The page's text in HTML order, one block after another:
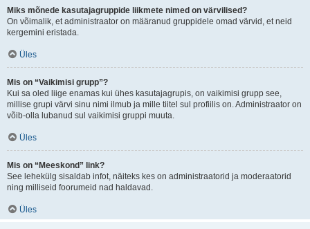
Miks mõnede kasutajagruppide liikmete nimed on värvilised?
On võimalik, et administraator on määranud gruppidele omad värvid, et neid
kergemini eristada.
Üles
Mis on “Vaikimisi grupp”?
Kui sa oled liige enamas kui ühes kasutajagrupis, on vaikimisi grupp see,
millise grupi värvi sinu nimi ilmub ja mille tiitel sul profiilis on. Administraator on
võib-olla lubanud sul vaikimisi gruppi muuta.
Üles
Mis on “Meeskond” link?
See lehekülg sisaldab infot, näiteks kes on administraatorid ja moderaatorid
ning milliseid foorumeid nad haldavad.
Üles